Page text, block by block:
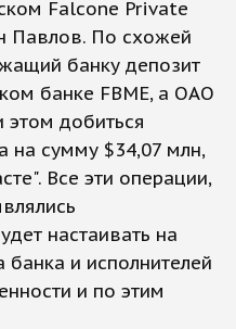
Falcone Private
Павлов. По схожей
банку депозит
банке FBME, а ОАО
этом добиться
на сумму $34,07 млн,
Все эти операции,
настаивать на
и исполнителей
и по этим